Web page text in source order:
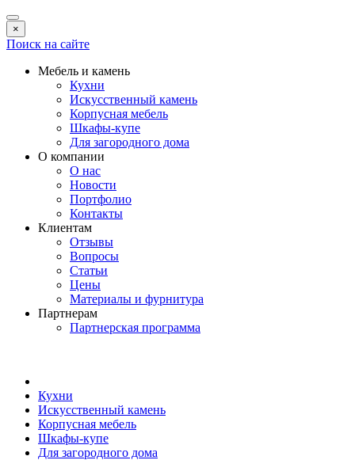
×
Поиск на сайте
Мебель и камень
Кухни
Искусственный камень
Корпусная мебель
Шкафы-купе
Для загородного дома
О компании
О нас
Новости
Портфолио
Контакты
Клиентам
Отзывы
Вопросы
Статьи
Цены
Материалы и фурнитура
Партнерам
Партнерская программа
Кухни
Искусственный камень
Корпусная мебель
Шкафы-купе
Для загородного дома